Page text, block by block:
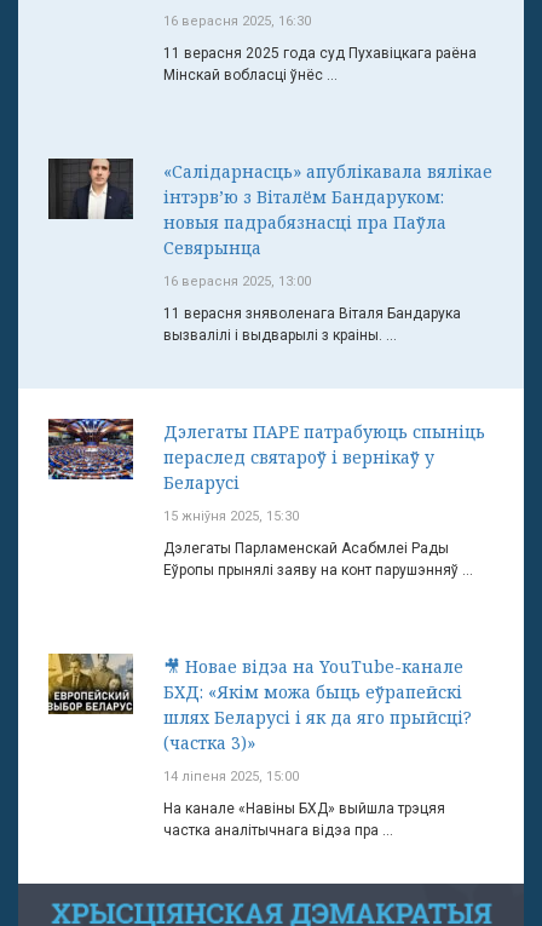
16 верасня 2025, 16:30
11 верасня 2025 года суд Пухавіцкага раёна
Мінскай вобласці ўнёс ...
«Салідарнасць» апублікавала вялікае
інтэрв’ю з Віталём Бандаруком:
новыя падрабязнасці пра Паўла
Севярынца
16 верасня 2025, 13:00
11 верасня зняволенага Віталя Бандарука
вызвалілі і выдварылі з краіны. ...
Дэлегаты ПАРЕ патрабуюць спыніць
пераслед святароў і вернікаў у
Беларусі
15 жніўня 2025, 15:30
Дэлегаты Парламенскай Асабмлеі Рады
Еўропы прынялі заяву на конт парушэнняў ...
🎥 Новае відэа на YouTube-канале
БХД: «Якім можа быць еўрапейскі
шлях Беларусі і як да яго прыйсці?
(частка 3)»
14 ліпеня 2025, 15:00
На канале «Навіны БХД» выйшла трэцяя
частка аналітычнага відэа пра ...